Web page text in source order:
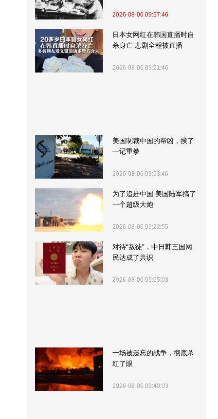
2026-08-06 09:57:46
日本女网红在韩国直播时自
杀身亡 悲剧全程被直播
2026-08-06 09:21:46
美国制裁中国的帮凶，挨了
一记重拳
2026-08-06 09:53:46
为了追赶中国 美国陆军搞了
一个超级大炮
2026-08-06 09:22:55
对待“叛徒”，中日韩三国网
民达成了共识
2026-08-06 09:55:03
一场被遗忘的战争，彻底杀
红了眼
2026-08-06 09:40:03